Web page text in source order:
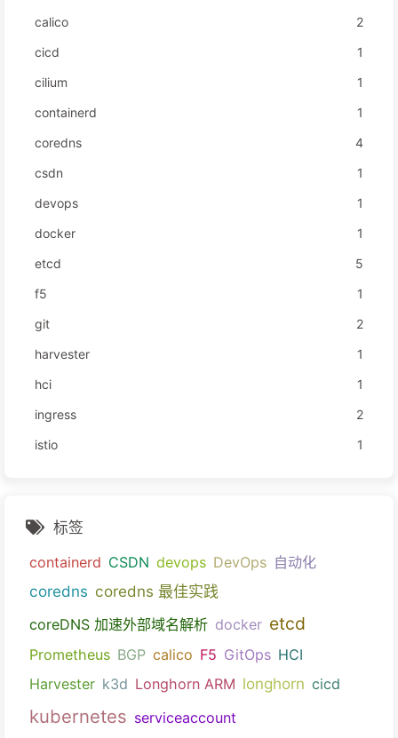
calico
2
cicd
1
cilium
1
containerd
1
coredns
4
csdn
1
devops
1
docker
1
etcd
5
f5
1
git
2
harvester
1
hci
1
ingress
2
istio
1
标签
containerd CSDN devops DevOps 自动化
coredns coredns 最佳实践
coreDNS 加速外部域名解析 docker etcd
Prometheus BGP calico F5 GitOps HCI
Harvester k3d Longhorn ARM longhorn cicd
kubernetes serviceaccount